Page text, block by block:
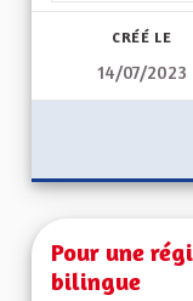
CRÉÉ LE
14/07/2023
Pour une
bilingue